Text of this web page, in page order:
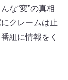
な“変”の真相
クレームは止
組に情報をく